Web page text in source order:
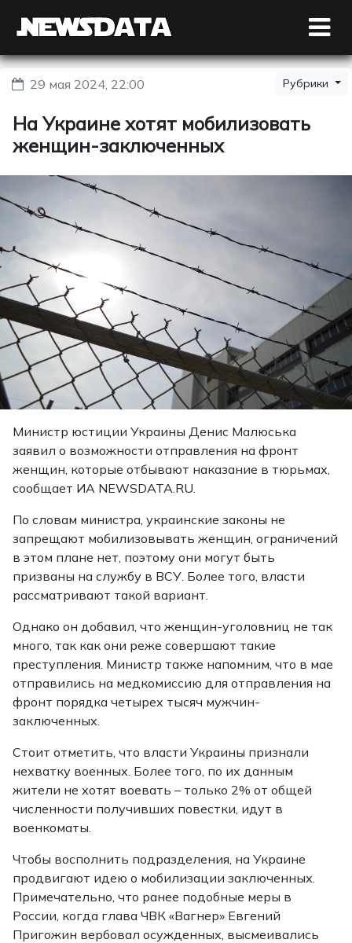
29 мая 2024, 22:00 Рубрики
На Украине хотят мобилизовать
женщин-заключенных
Министр юстиции Украины Денис Малюська
заявил о возможности отправления на фронт
женщин, которые отбывают наказание в тюрьмах,
сообщает ИА NEWSDATA.RU.
По словам министра, украинские законы не
запрещают мобилизовывать женщин, ограничений
в этом плане нет, поэтому они могут быть
призваны на службу в ВСУ. Более того, власти
рассматривают такой вариант.
Однако он добавил, что женщин-уголовниц не так
много, так как они реже совершают такие
преступления. Министр также напомним, что в мае
отправились на медкомиссию для отправления на
фронт порядка четырех тысяч мужчин-
заключенных.
Стоит отметить, что власти Украины признали
нехватку военных. Более того, по их данным
жители не хотят воевать – только 2% от общей
численности получивших повестки, идут в
военкоматы.
Чтобы восполнить подразделения, на Украине
продвигают идею о мобилизации заключенных.
Примечательно, что ранее подобные меры в
России, когда глава ЧВК «Вагнер» Евгений
Пригожин вербовал осужденных, высмеивались